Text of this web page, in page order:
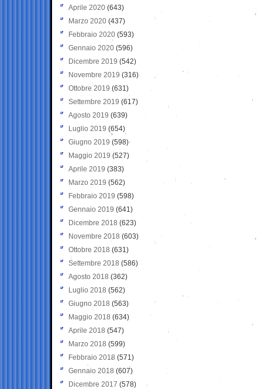
Aprile 2020 (643)
Marzo 2020 (437)
Febbraio 2020 (593)
Gennaio 2020 (596)
Dicembre 2019 (542)
Novembre 2019 (316)
Ottobre 2019 (631)
Settembre 2019 (617)
Agosto 2019 (639)
Luglio 2019 (654)
Giugno 2019 (598)
Maggio 2019 (527)
Aprile 2019 (383)
Marzo 2019 (562)
Febbraio 2019 (598)
Gennaio 2019 (641)
Dicembre 2018 (623)
Novembre 2018 (603)
Ottobre 2018 (631)
Settembre 2018 (586)
Agosto 2018 (362)
Luglio 2018 (562)
Giugno 2018 (563)
Maggio 2018 (634)
Aprile 2018 (547)
Marzo 2018 (599)
Febbraio 2018 (571)
Gennaio 2018 (607)
Dicembre 2017 (578)